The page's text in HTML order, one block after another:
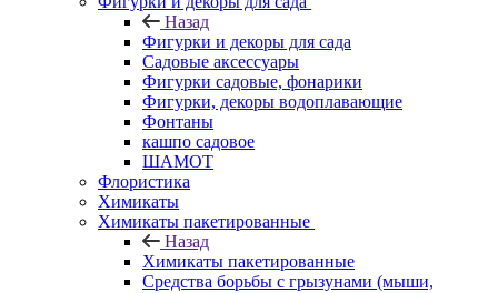
Назад
Фигурки и декоры для сада
Садовые аксессуары
Фигурки садовые, фонарики
Фигурки, декоры водоплавающие
Фонтаны
кашпо садовое
ШАМОТ
Флористика
Химикаты
Химикаты пакетированные
Назад
Химикаты пакетированные
Средства борьбы с грызунами (мыши,